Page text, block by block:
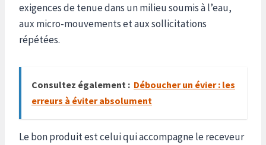
exigences de tenue dans un milieu soumis à l’eau,
aux micro-mouvements et aux sollicitations
répétées.
Consultez également : Déboucher un évier : les
erreurs à éviter absolument
Le bon produit est celui qui accompagne le receveur